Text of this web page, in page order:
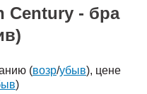
Century - бра
(возр/убыв), цене
)